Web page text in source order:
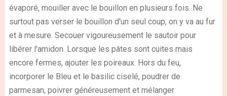
évaporé, mouiller avec le bouillon en plusieurs fois. Ne
surtout pas verser le bouillon d'un seul coup, on y va au fur
et à mesure. Secouer vigoureusement le sautoir pour
libérer l'amidon. Lorsque les pâtes sont cuites mais
encore fermes, ajouter les poireaux. Hors du feu,
incorporer le Bleu et le basilic ciselé, poudrer de
parmesan, poivrer généreusement et mélanger